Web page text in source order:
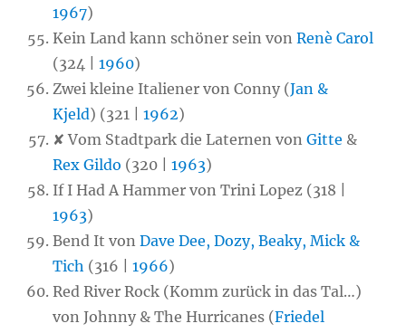
1967)
Kein Land kann schöner sein vonRenè Carol
(324 |1960)
Zwei kleine Italiener von Conny (Jan &
Kjeld) (321 |1962)
✘ Vom Stadtpark die Laternen vonGitte &
Rex Gildo (320 |1963)
If I Had A Hammer von Trini Lopez (318 |
1963)
Bend It vonDave Dee, Dozy, Beaky, Mick &
Tich (316 |1966)
Red River Rock (Komm zurück in das Tal…)
von Johnny & The Hurricanes (Friedel